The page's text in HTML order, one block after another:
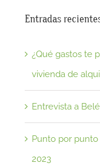
Entradas
¿Qué gastos te
vivienda de
Entrevista a
Punto por
2023